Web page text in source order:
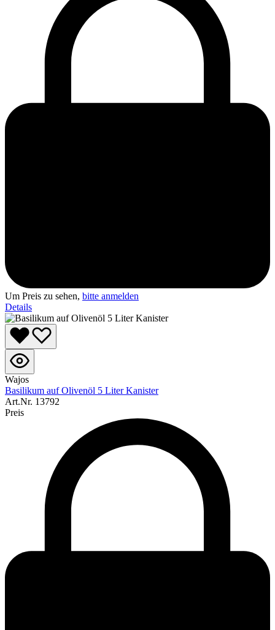
Um Preis zu sehen, bitte anmelden
Details
Wajos
Basilikum auf Olivenöl 5 Liter Kanister
Art.Nr. 13792
Preis